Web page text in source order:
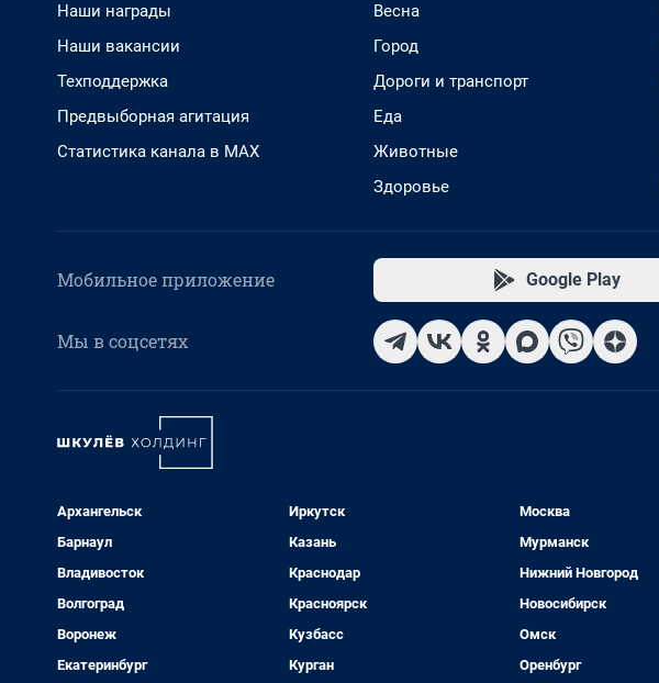
Наши награды
Наши вакансии
Техподдержка
Предвыборная агитация
Статистика канала в MAX
Весна
Город
Дороги и транспорт
Еда
Животные
Здоровье
Мобильное приложение Google Play
Мы в соцсетях
Архангельск
Барнаул
Владивосток
Волгоград
Воронеж
Екатеринбург
Иркутск
Казань
Краснодар
Красноярск
Кузбасс
Курган
Москва
Мурманск
Нижний Новгород
Новосибирск
Омск
Оренбург